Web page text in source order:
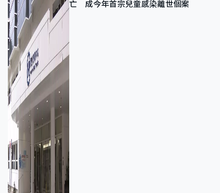
亡 成今年首宗兒童感染離世個案